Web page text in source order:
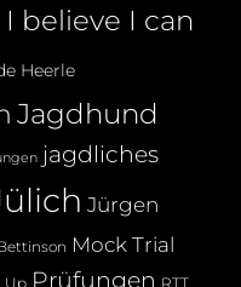
believe I can
Heerle
Jagdhund
jagdliches
Jürgen
Mock Trial
Up Prüfungen RTT